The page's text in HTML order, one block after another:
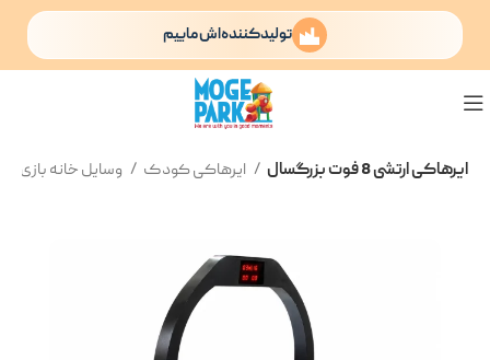
تولیدکننده‌اش ماییم
ایرهاکی ارتشی 8 فوت بزرگسال